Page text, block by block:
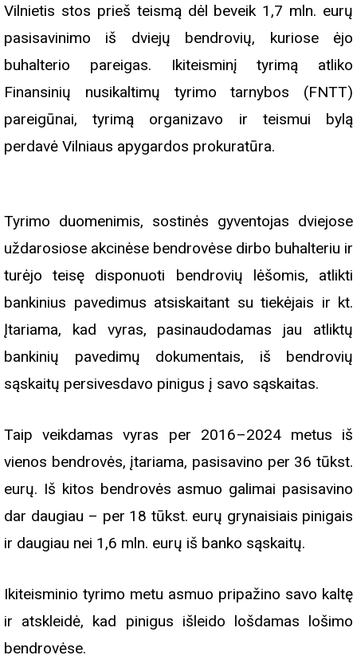
Vilnietis stos prieš teismą dėl beveik 1,7 mln. eurų
pasisavinimo iš dviejų bendrovių, kuriose ėjo
buhalterio pareigas. Ikiteisminį tyrimą atliko
Finansinių nusikaltimų tyrimo tarnybos (FNTT)
pareigūnai, tyrimą organizavo ir teismui bylą
perdavė Vilniaus apygardos prokuratūra.
Tyrimo duomenimis, sostinės gyventojas dviejose
uždarosiose akcinėse bendrovėse dirbo buhalteriu ir
turėjo teisę disponuoti bendrovių lėšomis, atlikti
bankinius pavedimus atsiskaitant su tiekėjais ir kt.
Įtariama, kad vyras, pasinaudodamas jau atliktų
bankinių pavedimų dokumentais, iš bendrovių
sąskaitų persivesdavo pinigus į savo sąskaitas.
Taip veikdamas vyras per 2016–2024 metus iš
vienos bendrovės, įtariama, pasisavino per 36 tūkst.
eurų. Iš kitos bendrovės asmuo galimai pasisavino
dar daugiau – per 18 tūkst. eurų grynaisiais pinigais
ir daugiau nei 1,6 mln. eurų iš banko sąskaitų.
Ikiteisminio tyrimo metu asmuo pripažino savo kaltę
ir atskleidė, kad pinigus išleido lošdamas lošimo
bendrovėse.